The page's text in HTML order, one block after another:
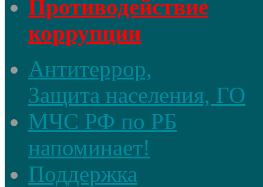
Противодействие
коррупции
Антитеррор,
Защита населения, ГО
МЧС РФ по РБ
напоминает!
Поддержка